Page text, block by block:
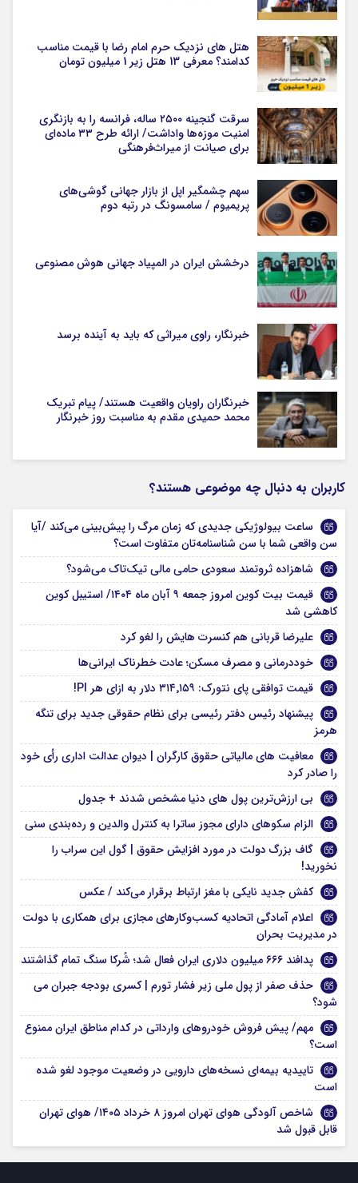
هتل های نزدیک حرم امام رضا با قیمت مناسب
کدامند؟ معرفی 13 هتل زیر 1 میلیون تومان
سرقت گنجینه ۲۵۰۰ ساله، فرانسه را به بازنگری
امنیت موزه‌ها واداشت/ ارائه طرح ۳۳ ماده‌ای
برای صیانت از میراث‌فرهنگی
سهم چشمگیر اپل از بازار جهانی گوشی‌های
پریمیوم / سامسونگ در رتبه دوم
درخشش ایران در المپیاد جهانی هوش مصنوعی
خبرنگار، راوی میراثی که باید به آینده برسد
خبرنگاران راویان واقعیت هستند/ پیام تبریک
محمد حمیدی مقدم به مناسبت روز خبرنگار
کاربران به دنبال چه موضوعی هستند؟
ساعت بیولوژیکی جدیدی که زمان مرگ را پیش‌بینی می‌کند /آیا
سن واقعی شما با سن شناسنامه‌تان متفاوت است؟
شاهزاده ثروتمند سعودی حامی مالی تیک‌تاک می‌شود؟
قیمت بیت کوین امروز جمعه ۹ آبان ماه ۱۴۰۴/ استیبل کوین
کاهشی شد
علیرضا قربانی هم کنسرت هایش را لغو کرد
خوددرمانی و مصرف مسکن‌؛ عادت خطرناک ایرانی‌ها
قیمت توافقی پای نتورک: ۳۱۴٬۱۵۹ دلار به ازای هر PI!
پیشنهاد رئیس دفتر رئیسی برای نظام حقوقی جدید برای تنگه
هرمز
معافیت‌ های مالیاتی حقوق کارگران | دیوان عدالت اداری رأی خود
را صادر کرد
بی‌ ارزش‌ترین پول‌ های دنیا مشخص شدند + جدول
الزام سکوهای دارای مجوز ساترا به کنترل والدین و رده‌بندی سنی
گاف بزرگ دولت در مورد افزایش حقوق | گول این سراب را
نخورید!
کفش جدید نایکی با مغز ارتباط برقرار می‌کند / عکس
اعلام آمادگی اتحادیه کسب‌وکارهای مجازی برای همکاری با دولت
در مدیریت بحران
پدافند ۶۶۶ میلیون دلاری ایران فعال شد؛ شُرکا سنگ تمام گذاشتند
حذف صفر از پول ملی زیر فشار تورم | کسری بودجه جبران می
شود؟
مهم/ پیش فروش خودروهای وارداتی در کدام مناطق ایران ممنوع
است؟
تاییدیه بیمه‌ای نسخه‌های دارویی در وضعیت موجود لغو شده
است
شاخص آلودگی هوای تهران امروز ۸ خرداد ۱۴۰۵/ هوای تهران
قابل قبول شد